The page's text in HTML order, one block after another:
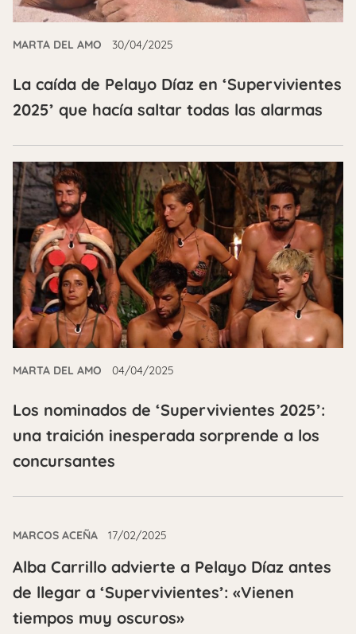
MARTA DEL AMO 30/04/2025
La caída de Pelayo Díaz en ‘Supervivientes
2025’ que hacía saltar todas las alarmas
MARTA DEL AMO 04/04/2025
Los nominados de ‘Supervivientes 2025’:
una traición inesperada sorprende a los
concursantes
MARCOS ACEÑA 17/02/2025
Alba Carrillo advierte a Pelayo Díaz antes
de llegar a ‘Supervivientes’: «Vienen
tiempos muy oscuros»